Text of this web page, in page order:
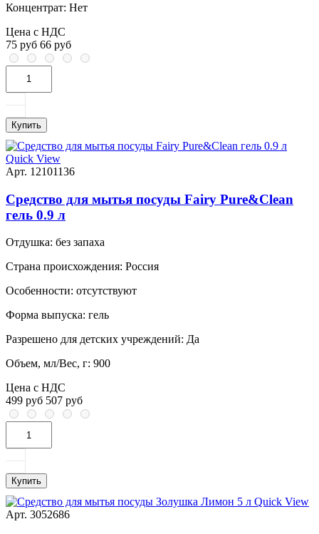
Концентрат: Нет
Цена с НДС
75 руб 66 руб
Купить
Quick View
Арт. 12101136
Средство для мытья посуды Fairy Pure&Clean
гель 0.9 л
Отдушка: без запаха
Страна происхождения: Россия
Особенности: отсутствуют
Форма выпуска: гель
Разрешено для детских учреждений: Да
Объем, мл/Вес, г: 900
Цена с НДС
499 руб 507 руб
Купить
Quick View
Арт. 3052686